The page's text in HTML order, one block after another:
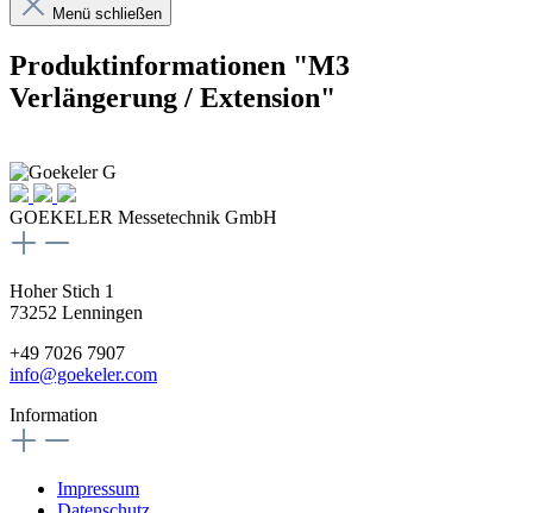
Menü schließen
Produktinformationen "M3
Verlängerung / Extension"
GOEKELER Messetechnik GmbH
Hoher Stich 1
73252 Lenningen
+49 7026 7907
info@goekeler.com
Information
Impressum